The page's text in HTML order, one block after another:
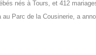
nés à Tours, et 412
Parc de la Cousinerie, a